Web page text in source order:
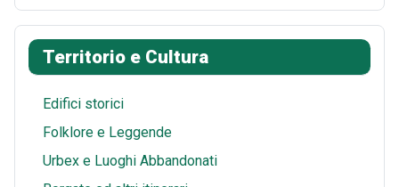
o
k
r
e
s
t
i
t
t
s
A
p
p
a
i
l
h
a
r
e
Territorio e Cultura
Edifici storici
Folklore e Leggende
Urbex e Luoghi Abbandonati